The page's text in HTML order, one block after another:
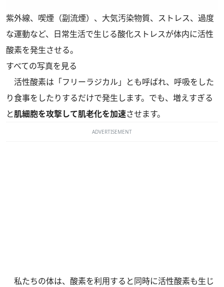
紫外線、喫煙（副流煙）、大気汚染物質、ストレス、過度
な運動など、日常生活で生じる酸化ストレスが体内に活性
酸素を発生させる。
すべての写真を見る
活性酸素は「フリーラジカル」とも呼ばれ、呼吸をした
り食事をしたりするだけで発生します。でも、増えすぎる
と肌細胞を攻撃して肌老化を加速させます。
ADVERTISEMENT
私たちの体は、酸素を利用すると同時に活性酸素も生じ